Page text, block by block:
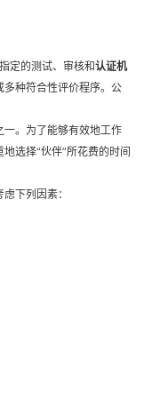
定的测试、审核和认证机
多种符合性评价程序。公
。为了能够有效地工作
地选择“伙伴”所花费的时间
下列因素：